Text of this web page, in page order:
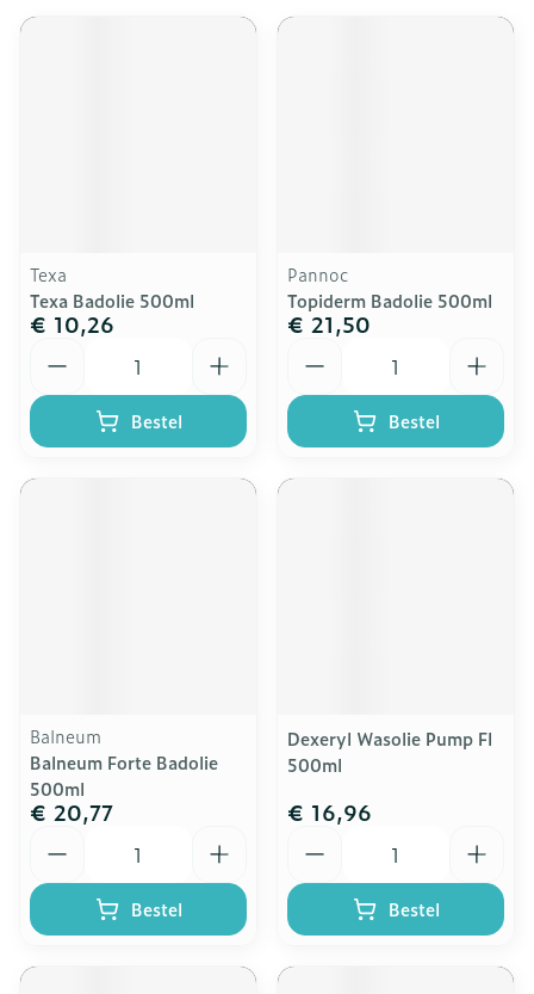
Texa
Texa Badolie 500ml
€ 10,26
Bestel
Pannoc
Topiderm Badolie 500ml
€ 21,50
Bestel
Balneum
Balneum Forte Badolie
500ml
€ 20,77
Bestel
Dexeryl Wasolie Pump Fl
500ml
€ 16,96
Bestel